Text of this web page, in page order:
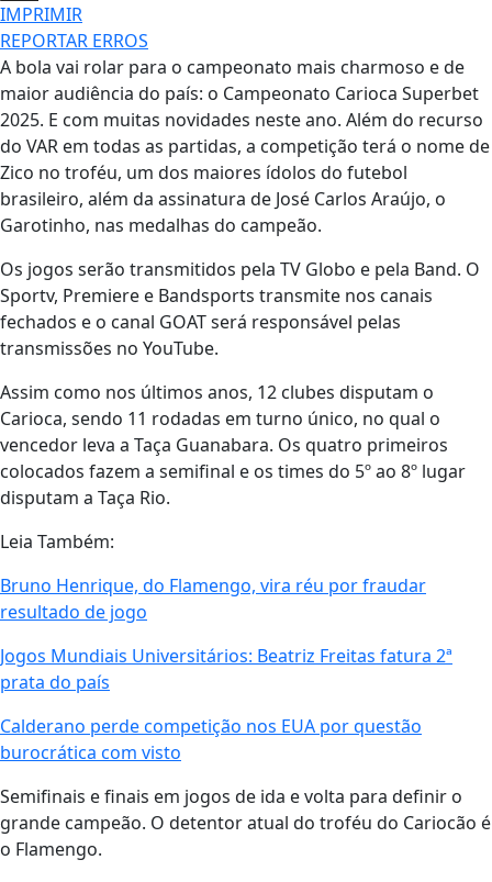
IMPRIMIR
REPORTAR ERROS
A bola vai rolar para o campeonato mais charmoso e de
maior audiência do país: o Campeonato Carioca Superbet
2025. E com muitas novidades neste ano. Além do recurso
do VAR em todas as partidas, a competição terá o nome de
Zico no troféu, um dos maiores ídolos do futebol
brasileiro, além da assinatura de José Carlos Araújo, o
Garotinho, nas medalhas do campeão.
Os jogos serão transmitidos pela TV Globo e pela Band. O
Sportv, Premiere e Bandsports transmite nos canais
fechados e o canal GOAT será responsável pelas
transmissões no YouTube.
Assim como nos últimos anos, 12 clubes disputam o
Carioca, sendo 11 rodadas em turno único, no qual o
vencedor leva a Taça Guanabara. Os quatro primeiros
colocados fazem a semifinal e os times do 5º ao 8º lugar
disputam a Taça Rio.
Leia Também:
Bruno Henrique, do Flamengo, vira réu por fraudar
resultado de jogo
Jogos Mundiais Universitários: Beatriz Freitas fatura 2ª
prata do país
Calderano perde competição nos EUA por questão
burocrática com visto
Semifinais e finais em jogos de ida e volta para definir o
grande campeão. O detentor atual do troféu do Cariocão é
o Flamengo.